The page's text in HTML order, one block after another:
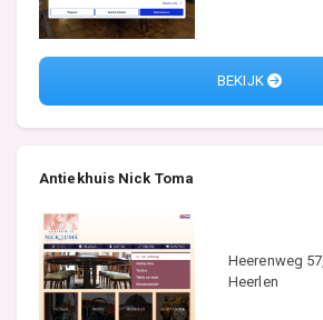
BEKIJK
Antiekhuis Nick Toma
Heerenweg 57,
Heerlen